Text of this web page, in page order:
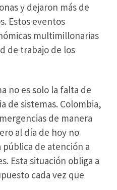
y dejaron más de
Estos eventos
multimillonarias
de trabajo de los
no es solo la falta de
de sistemas. Colombia,
de manera
al día de hoy no
de atención a
Esta situación obliga a
cada vez que